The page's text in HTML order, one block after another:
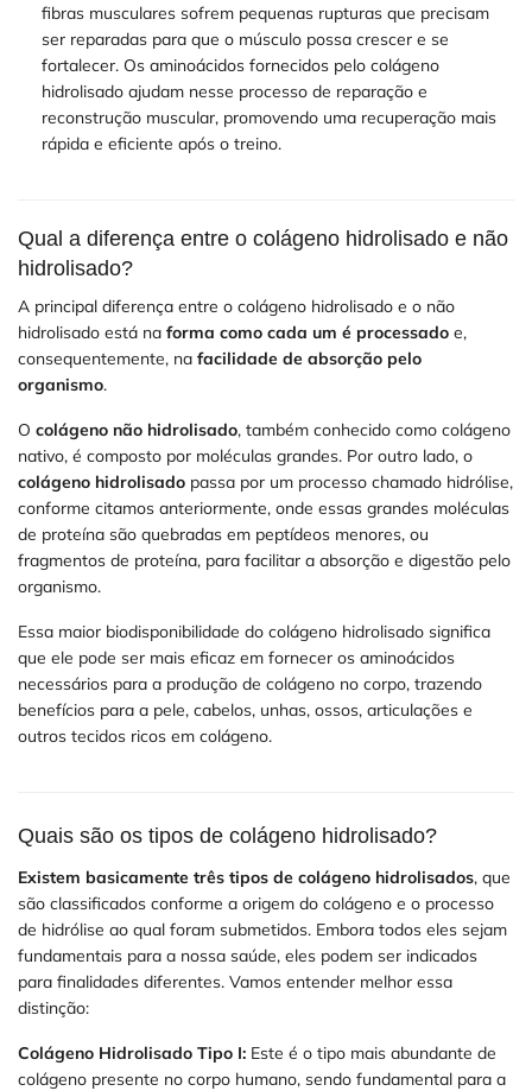
fibras musculares sofrem pequenas rupturas que precisam
ser reparadas para que o músculo possa crescer e se
fortalecer. Os aminoácidos fornecidos pelo colágeno
hidrolisado ajudam nesse processo de reparação e
reconstrução muscular, promovendo uma recuperação mais
rápida e eficiente após o treino.
Qual a diferença entre o colágeno hidrolisado e não
hidrolisado?
A principal diferença entre o colágeno hidrolisado e o não
hidrolisado está na forma como cada um é processado e,
consequentemente, na facilidade de absorção pelo
organismo.
O colágeno não hidrolisado, também conhecido como colágeno
nativo, é composto por moléculas grandes. Por outro lado, o
colágeno hidrolisado passa por um processo chamado hidrólise,
conforme citamos anteriormente, onde essas grandes moléculas
de proteína são quebradas em peptídeos menores, ou
fragmentos de proteína, para facilitar a absorção e digestão pelo
organismo.
Essa maior biodisponibilidade do colágeno hidrolisado significa
que ele pode ser mais eficaz em fornecer os aminoácidos
necessários para a produção de colágeno no corpo, trazendo
benefícios para a pele, cabelos, unhas, ossos, articulações e
outros tecidos ricos em colágeno.
Quais são os tipos de colágeno hidrolisado?
Existem basicamente três tipos de colágeno hidrolisados, que
são classificados conforme a origem do colágeno e o processo
de hidrólise ao qual foram submetidos. Embora todos eles sejam
fundamentais para a nossa saúde, eles podem ser indicados
para finalidades diferentes. Vamos entender melhor essa
distinção:
Colágeno Hidrolisado Tipo I: Este é o tipo mais abundante de
colágeno presente no corpo humano, sendo fundamental para a